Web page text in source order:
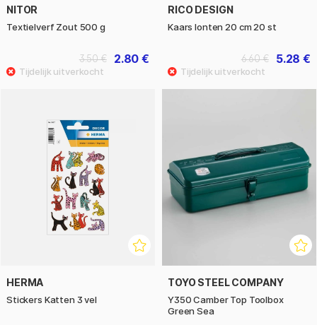
NITOR
Textielverf Zout 500 g
2.80 €
3.50 €
RICO DESIGN
Kaars lonten 20 cm 20 st
5.28 €
6.60 €
HERMA
Stickers Katten 3 vel
TOYO STEEL COMPANY
Y350 Camber Top Toolbox
Green Sea